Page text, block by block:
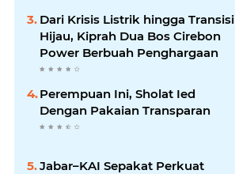
Dari Krisis Listrik hingga Transisi
Hijau, Kiprah Dua Bos Cirebon
Power Berbuah Penghargaan
Perempuan Ini, Sholat Ied
Dengan Pakaian Transparan
Jabar–KAI Sepakat Perkuat